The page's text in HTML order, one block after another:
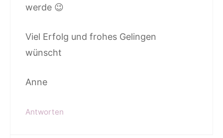
werde 😉
Viel Erfolg und frohes Gelingen
wünscht
Anne
Antworten